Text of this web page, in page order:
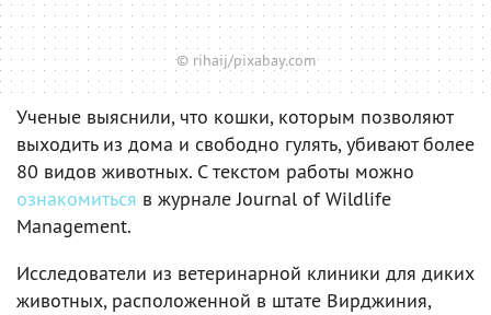
© rihaij/pixabay.com
Ученые выяснили, что кошки, которым позволяют
выходить из дома и свободно гулять, убивают более
80 видов животных. С текстом работы можно
ознакомиться в журнале Journal of Wildlife
Management.
Исследователи из ветеринарной клиники для диких
животных, расположенной в штате Вирджиния,